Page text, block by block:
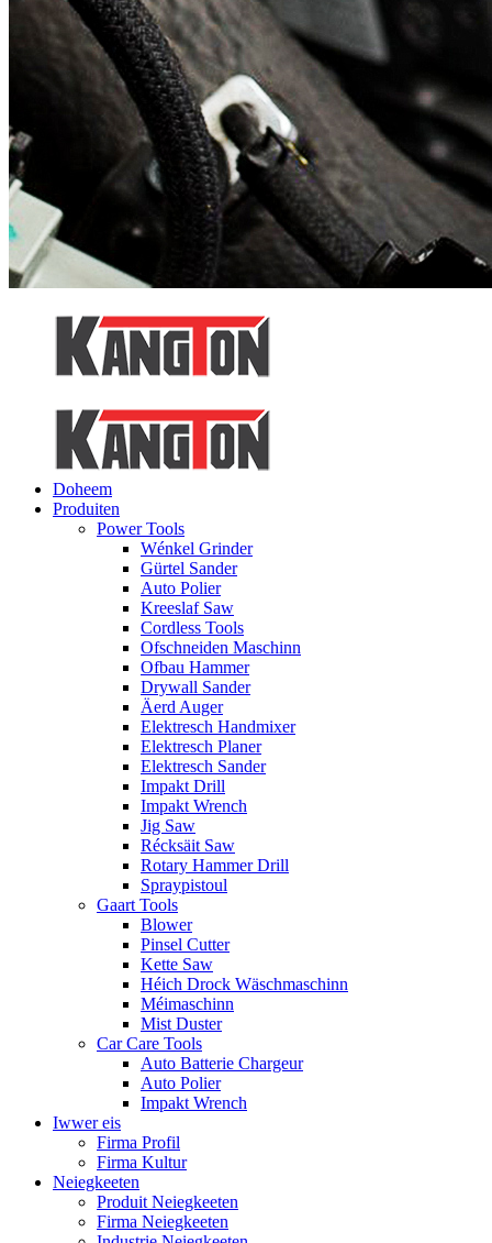
Doheem
Produiten
Power Tools
Wénkel Grinder
Gürtel Sander
Auto Polier
Kreeslaf Saw
Cordless Tools
Ofschneiden Maschinn
Ofbau Hammer
Drywall Sander
Äerd Auger
Elektresch Handmixer
Elektresch Planer
Elektresch Sander
Impakt Drill
Impakt Wrench
Jig Saw
Récksäit Saw
Rotary Hammer Drill
Spraypistoul
Gaart Tools
Blower
Pinsel Cutter
Kette Saw
Héich Drock Wäschmaschinn
Méimaschinn
Mist Duster
Car Care Tools
Auto Batterie Chargeur
Auto Polier
Impakt Wrench
Iwwer eis
Firma Profil
Firma Kultur
Neiegkeeten
Produit Neiegkeeten
Firma Neiegkeeten